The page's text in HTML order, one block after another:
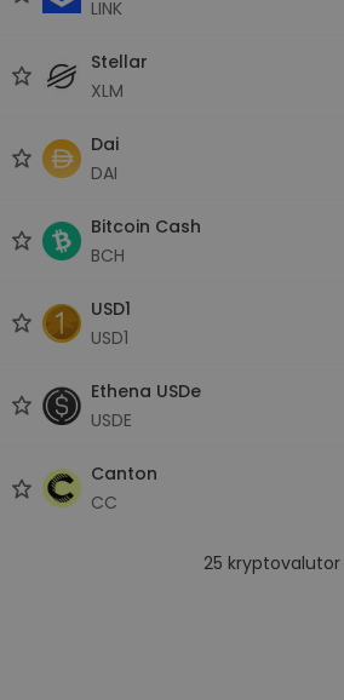
LINK
Stellar
XLM
Dai
DAI
Bitcoin Cash
BCH
USD1
USD1
Ethena USDe
USDE
Canton
CC
25 kryptovalutor